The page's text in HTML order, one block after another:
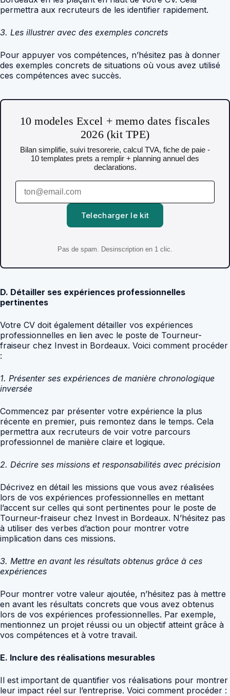
permettra aux recruteurs de les identifier rapidement.
3. Les illustrer avec des exemples concrets
Pour appuyer vos compétences, n’hésitez pas à donner
des exemples concrets de situations où vous avez utilisé
ces compétences avec succès.
10 modeles Excel + memo dates fiscales
2026 (kit TPE)
Bilan simplifie, suivi tresorerie, calcul TVA, fiche de paie -
10 templates prets a remplir + planning annuel des
declarations.
Telecharger le kit
Pas de spam. Desinscription en 1 clic.
D. Détailler ses expériences professionnelles
pertinentes
Votre CV doit également détailler vos expériences
professionnelles en lien avec le poste de Tourneur-
fraiseur chez Invest in Bordeaux. Voici comment procéder
:
1. Présenter ses expériences de manière chronologique
inversée
Commencez par présenter votre expérience la plus
récente en premier, puis remontez dans le temps. Cela
permettra aux recruteurs de voir votre parcours
professionnel de manière claire et logique.
2. Décrire ses missions et responsabilités avec précision
Décrivez en détail les missions que vous avez réalisées
lors de vos expériences professionnelles en mettant
l’accent sur celles qui sont pertinentes pour le poste de
Tourneur-fraiseur chez Invest in Bordeaux. N’hésitez pas
à utiliser des verbes d’action pour montrer votre
implication dans ces missions.
3. Mettre en avant les résultats obtenus grâce à ces
expériences
Pour montrer votre valeur ajoutée, n’hésitez pas à mettre
en avant les résultats concrets que vous avez obtenus
lors de vos expériences professionnelles. Par exemple,
mentionnez un projet réussi ou un objectif atteint grâce à
vos compétences et à votre travail.
E. Inclure des réalisations mesurables
Il est important de quantifier vos réalisations pour montrer
leur impact réel sur l’entreprise. Voici comment procéder :